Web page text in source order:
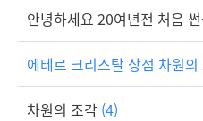
안녕하세요 20여년전 처음
에테르 크리스탈 상점 차원
차원의 조각 (4)